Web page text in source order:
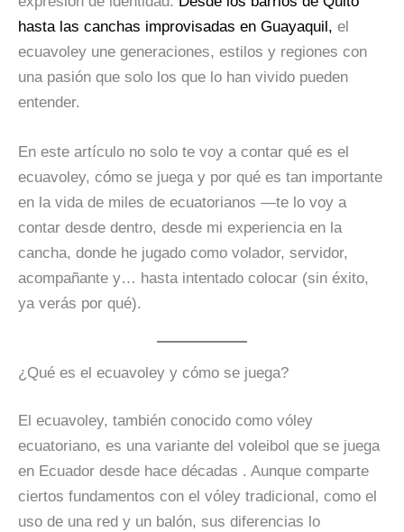
hasta las canchas improvisadas en Guayaquil, el
ecuavoley une generaciones, estilos y regiones con
una pasión que solo los que lo han vivido pueden
entender.
En este artículo no solo te voy a contar qué es el
ecuavoley, cómo se juega y por qué es tan importante
en la vida de miles de ecuatorianos —te lo voy a
contar desde dentro, desde mi experiencia en la
cancha, donde he jugado como volador, servidor,
acompañante y… hasta intentado colocar (sin éxito,
ya verás por qué).
¿Qué es el ecuavoley y cómo se juega?
El ecuavoley, también conocido como vóley
ecuatoriano, es una variante del voleibol que se juega
en Ecuador desde hace décadas . Aunque comparte
ciertos fundamentos con el vóley tradicional, como el
uso de una red y un balón, sus diferencias lo